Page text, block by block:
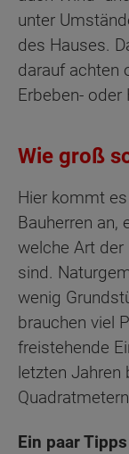
unter
des Hauses.
darauf achten
Erbeben-
Wie groß
Hier kommt
Bauherren an,
welche Art
sind.
wenig
brauchen viel
freistehende
letzten
Ein paar